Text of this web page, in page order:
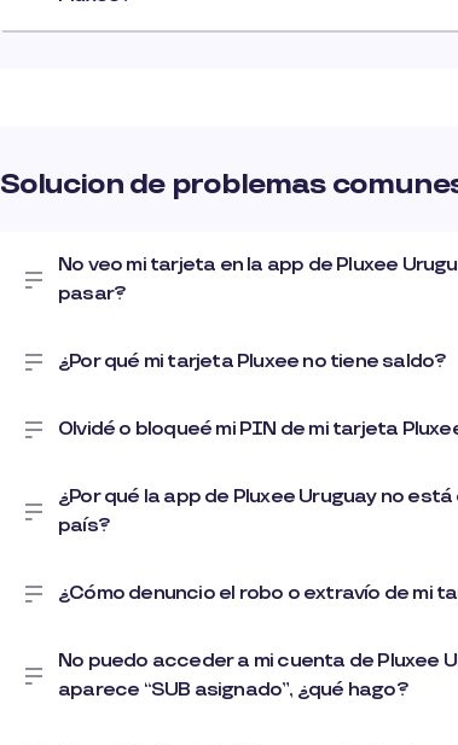
Solucion de problemas
No veo mi tarjeta en la app de Pluxee
pasar?
¿Por qué mi tarjeta Pluxee no tiene saldo?
Olvidé o bloqueé mi PIN de mi tarjeta
¿Por qué la app de Pluxee Uruguay no está
país?
¿Cómo denuncio el robo o extravío de mi
No puedo acceder a mi cuenta de Pluxee
aparece “SUB asignado”, ¿qué hago?